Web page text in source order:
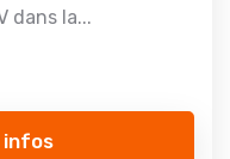
dans la...
infos